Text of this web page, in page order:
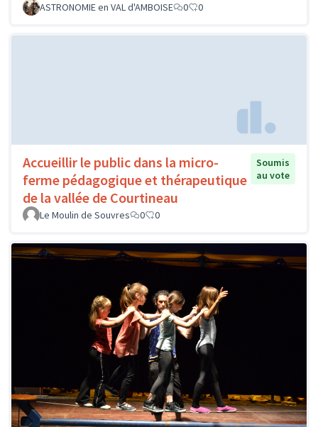
ASTRONOMIE en VAL d'AMBOISE
0 0
Accueillir le public dans la micro-
ferme pédagogique et thérapeutique
de la vallée de Courtineau
Soumis
au vote
Le Moulin de Souvres 0 0